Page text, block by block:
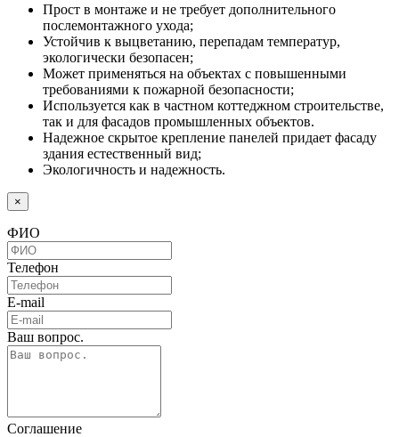
Прост в монтаже и не требует дополнительного
послемонтажного ухода;
Устойчив к выцветанию, перепадам температур,
экологически безопасен;
Может применяться на объектах с повышенными
требованиями к пожарной безопасности;
Используется как в частном коттеджном строительстве,
так и для фасадов промышленных объектов.
Надежное скрытое крепление панелей придает фасаду
здания естественный вид;
Экологичность и надежность.
×
ФИО
Телефон
E-mail
Ваш вопрос.
Соглашение